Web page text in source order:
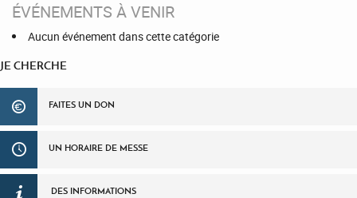
ÉVÉNEMENTS À VENIR
Aucun événement dans cette catégorie
JE CHERCHE
FAITES UN DON
UN HORAIRE DE MESSE
DES INFORMATIONS